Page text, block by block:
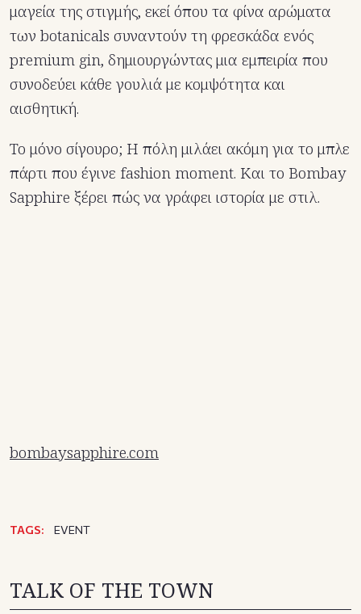
μαγεία της στιγμής, εκεί όπου τα φίνα αρώματα
των botanicals συναντούν τη φρεσκάδα ενός
premium gin, δημιουργώντας μια εμπειρία που
συνοδεύει κάθε γουλιά με κομψότητα και
αισθητική.
Το μόνο σίγουρο; Η πόλη μιλάει ακόμη για το μπλε
πάρτι που έγινε fashion moment. Και το Bombay
Sapphire ξέρει πώς να γράφει ιστορία με στιλ.
bombaysapphire.com
TAGS: EVENT
TALK OF THE TOWN